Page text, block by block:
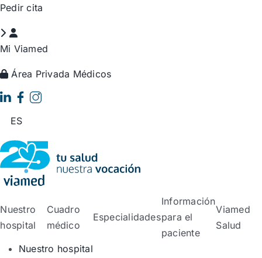
Saltar
contenido
Pedir cita
Mi Viamed
Área Privada Médicos
ES
Nuestro
hospital
Cuadro
médico
Especialidades
Información
para el
paciente
Viamed
Salud
Nuestro hospital